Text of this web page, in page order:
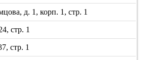
д. 1, корп. 1, стр. 1
стр. 1
стр. 1